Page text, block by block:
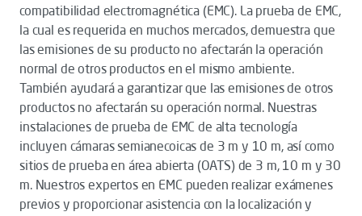
compatibilidad electromagnética (EMC). La prueba de EMC,
la cual es requerida en muchos mercados, demuestra que
las emisiones de su producto no afectarán la operación
normal de otros productos en el mismo ambiente.
También ayudará a garantizar que las emisiones de otros
productos no afectarán su operación normal. Nuestras
instalaciones de prueba de EMC de alta tecnología
incluyen cámaras semianecoicas de 3 m y 10 m, así como
sitios de prueba en área abierta (OATS) de 3 m, 10 m y 30
m. Nuestros expertos en EMC pueden realizar exámenes
previos y proporcionar asistencia con la localización y